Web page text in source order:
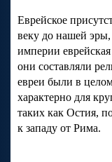
Еврейское
веку до нашей
империи
они составляли
евреи были в
характерно для
таких как Остия,
к западу от Рима.